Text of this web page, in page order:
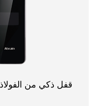
قفل ذكي من